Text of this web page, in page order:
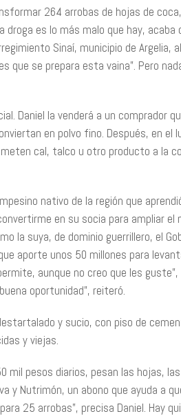
264 arrobas de hojas de
es lo más malo que hay, acaba
Sinaí, municipio de Argelia,
que se prepara esta vaina”. Pero
Daniel la venderá a un comprador
en polvo fino. Después, en el
cal, talco u otro producto a la
nativo de la región que
en su socia para ampliar el
la suya, de dominio guerrillero, el
aporte unos 50 millones para
aunque no creo que les
oportunidad”, reiteró.
y sucio, con piso de
y viejas.
mil pesos diarios, pesan las hojas,
Nutrimón, un abono que ayuda a
25 arrobas”, precisa Daniel. Hay